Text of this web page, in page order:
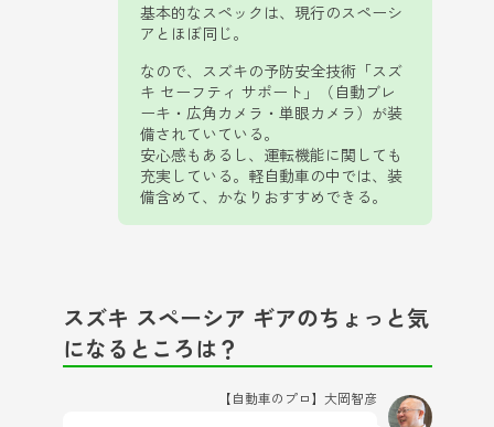
基本的なスペックは、現行のスペーシ
アとほぼ同じ。
なので、スズキの予防安全技術「スズ
キ セーフティ サポート」（自動ブレ
ーキ・広角カメラ・単眼カメラ）が装
備されていている。
安心感もあるし、運転機能に関しても
充実している。軽自動車の中では、装
備含めて、かなりおすすめできる。
スズキ スペーシア ギアのちょっと気
になるところは？
【自動車のプロ】大岡智彦